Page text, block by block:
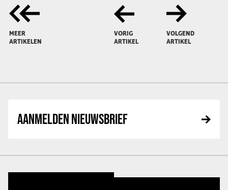
MEER
ARTIKELEN
VORIG
ARTIKEL
VOLGEND
ARTIKEL
AANMELDEN NIEUWSBRIEF